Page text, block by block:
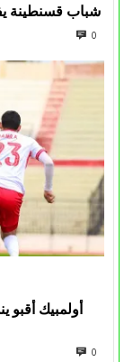
شباب قسنطينة
0
أولمبيك أقبو
0